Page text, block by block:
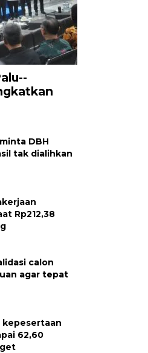
DBH
tak dialihkan
Rp212,38
calon
agar tepat
kepesertaan
62,60